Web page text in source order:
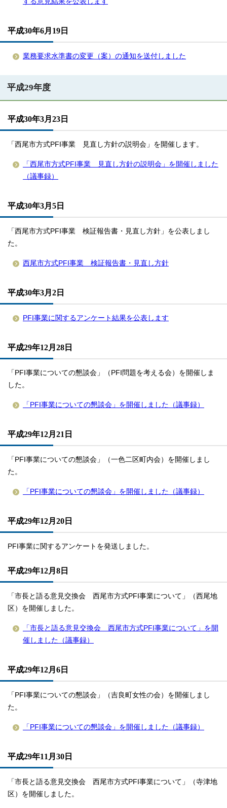
平成30年6月19日
業務要求水準書の変更（案）の通知を送付しました
平成29年度
平成30年3月23日
「西尾市方式PFI事業 見直し方針の説明会」を開催します。
「西尾市方式PFI事業 見直し方針の説明会」を開催しました
（議事録）
平成30年3月5日
「西尾市方式PFI事業 検証報告書・見直し方針」を公表しまし
た。
西尾市方式PFI事業 検証報告書・見直し方針
平成30年3月2日
PFI事業に関するアンケート結果を公表します
平成29年12月28日
「PFI事業についての懇談会」（PFI問題を考える会）を開催しま
した。
「PFI事業についての懇談会」を開催しました（議事録）
平成29年12月21日
「PFI事業についての懇談会」（一色二区町内会）を開催しまし
た。
「PFI事業についての懇談会」を開催しました（議事録）
平成29年12月20日
PFI事業に関するアンケートを発送しました。
平成29年12月8日
「市長と語る意見交換会 西尾市方式PFI事業について」（西尾地
区）を開催しました。
「市長と語る意見交換会 西尾市方式PFI事業について」を開
催しました（議事録）
平成29年12月6日
「PFI事業についての懇談会」（吉良町女性の会）を開催しまし
た。
「PFI事業についての懇談会」を開催しました（議事録）
平成29年11月30日
「市長と語る意見交換会 西尾市方式PFI事業について」（寺津地
区）を開催しました。